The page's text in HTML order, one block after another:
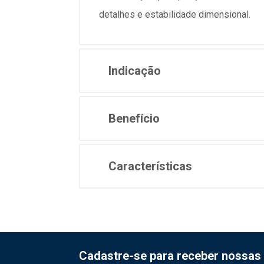
detalhes e estabilidade dimensional.
Indicação
Benefício
Características
Cadastre-se para receber